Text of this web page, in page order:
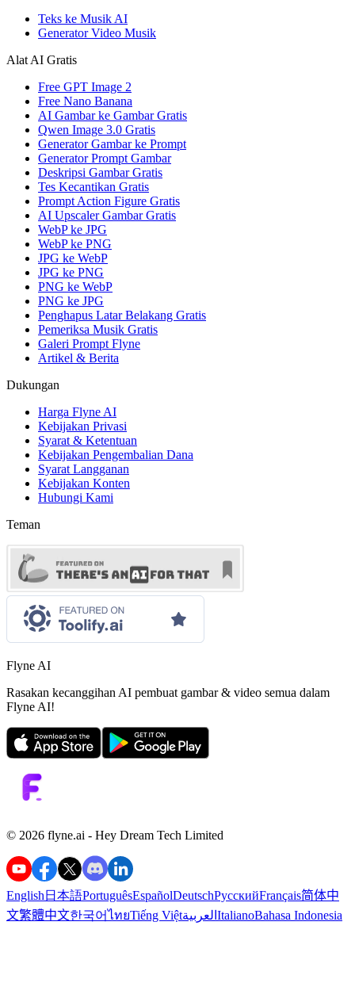
Teks ke Musik AI
Generator Video Musik
Alat AI Gratis
Free GPT Image 2
Free Nano Banana
AI Gambar ke Gambar Gratis
Qwen Image 3.0 Gratis
Generator Gambar ke Prompt
Generator Prompt Gambar
Deskripsi Gambar Gratis
Tes Kecantikan Gratis
Prompt Action Figure Gratis
AI Upscaler Gambar Gratis
WebP ke JPG
WebP ke PNG
JPG ke WebP
JPG ke PNG
PNG ke WebP
PNG ke JPG
Penghapus Latar Belakang Gratis
Pemeriksa Musik Gratis
Galeri Prompt Flyne
Artikel & Berita
Dukungan
Harga Flyne AI
Kebijakan Privasi
Syarat & Ketentuan
Kebijakan Pengembalian Dana
Syarat Langganan
Kebijakan Konten
Hubungi Kami
Teman
Flyne AI
Rasakan kecanggihan AI pembuat gambar & video semua dalam
Flyne AI!
©️ 2026 flyne.ai - Hey Dream Tech Limited
English 日本語PortuguêsEspañolDeutschРусскийFrançais简体中
文繁體中文한국어ไทยTiếng Việtالعربية ItalianoBahasa Indonesia